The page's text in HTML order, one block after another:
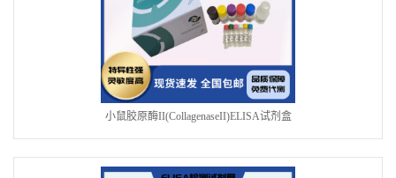
小鼠胶原酶II(CollagenaseII)ELISA试剂盒